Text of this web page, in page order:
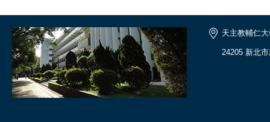
天主教輔仁
24205 新北